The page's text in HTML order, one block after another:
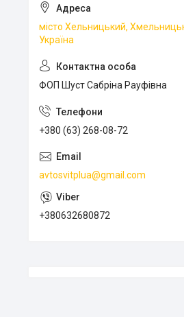
місто Хельницький,
Україна
ФОП Шуст Сабріна Рауфівна
+380 (63) 268-08-72
avtosvitplua@gmail.com
+380632680872